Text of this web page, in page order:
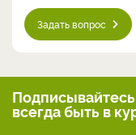
Задать вопрос
всегдабыть в